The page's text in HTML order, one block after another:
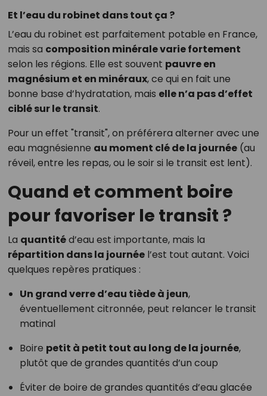
Et l’eau du robinet dans tout ça ?
L’eau du robinet est parfaitement potable en France,
mais sa composition minérale varie fortement
selon les régions. Elle est souvent pauvre en
magnésium et en minéraux, ce qui en fait une
bonne base d’hydratation, mais elle n’a pas d’effet
ciblé sur le transit.
Pour un effet "transit", on préférera alterner avec une
eau magnésienne au moment clé de la journée(au
réveil, entre les repas, ou le soir si le transit est lent).
Quand et comment boire
pour favoriser le transit ?
La quantitéd’eau est importante, mais la
répartition dans la journéel’est tout autant. Voici
quelques repères pratiques :
Un grand verre d’eau tiède à jeun,
éventuellement citronnée, peut relancer le transit
matinal
Boire petit à petit tout au long de la journée,
plutôt que de grandes quantités d’un coup
Éviter de boire de grandes quantités d’eau glacée